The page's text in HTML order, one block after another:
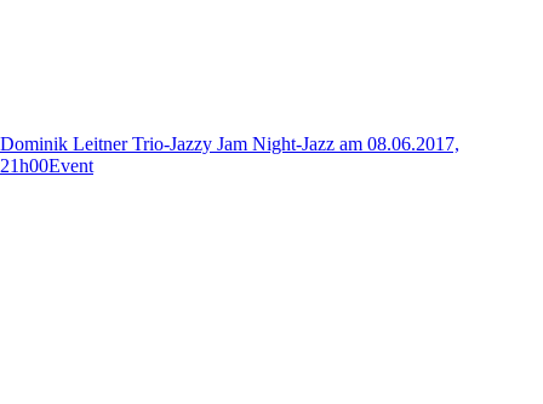
Dominik Leitner Trio-Jazzy Jam Night-Jazz am 08.06.2017,
21h00Event